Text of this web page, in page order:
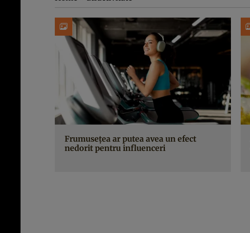
Frumusețea ar putea avea un efect
nedorit pentru influenceri